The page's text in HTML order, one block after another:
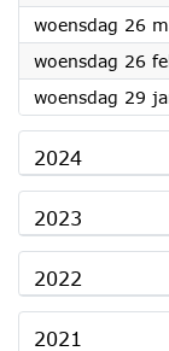
woensdag 26
woensdag 26
woensdag 29
2024
2023
2022
2021